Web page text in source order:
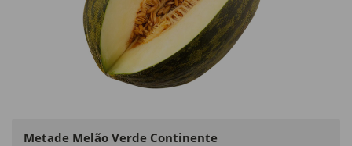
Metade Melão Verde Continente